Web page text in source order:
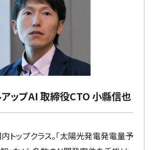
アップAI 取締役CTO 小縣信也
トップクラス。「太陽光発電発電量予